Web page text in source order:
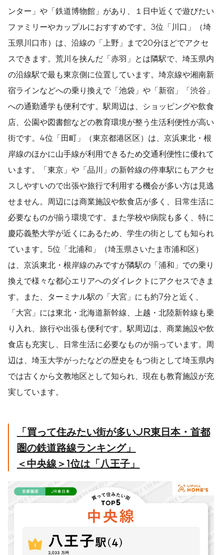
ンター」や「鉄道博物館」があり、１日中近くで遊びたい
ファミリーやカップルにおすすめです。3位「川口」（埼
玉県川口市）は、沿線の「上野」まで20分ほどでアクセ
スできます。荒川を挟んだ「赤羽」とは隣駅で、埼玉県内
の沿線駅で最も東京側に位置しています。埼京線や湘南新
宿ラインなどへの乗り換えで「池袋」や「新宿」「渋谷」
への通勤通学も便利です。駅周辺は、ショッピングや飲食
店、公園や図書館などの教育環境が整う生活利便性が高い
街です。4位「田町」（東京都港区区）は、京浜東北・根
岸線のほかに山手線が利用できるため交通利便性に優れて
います。「東京」や「品川」の新幹線の停車駅にもアクセ
スしやすいので出張や旅行で利用する機会が多い方は見逃
せません。周辺には商業施設や飲食店が多く、日常生活に
必要なものが揃う環境です。また学校や病院も多く、特に
慶応義塾大学が近くにあるため、学生の街としても知られ
ています。5位「北浦和」（埼玉県さいたま市浦和区）
は、京浜東北・根岸線のみですが隣駅の「浦和」での乗り
換えで様々な都心エリアへのダイレクトにアクセスできま
す。また、ターミナル駅の「大宮」にも約7分と近く、
「大宮」には東北・北海道新幹線、上越・北陸新幹線も乗
り入れ、旅行や出張も便利です。駅周辺は、商業施設や飲
食店も充実し、日常生活に必要なものが揃っています。周
辺は、埼玉大学がったなどの歴史をもつ街として埼玉県内
では古くから文教地区として知られ、現在も教育施設が充
実しています。
「買って住みたい街が多いJR東日本・首都
圏の鉄道路線ランキング」
＜中央線＞ 1位は「八王子」